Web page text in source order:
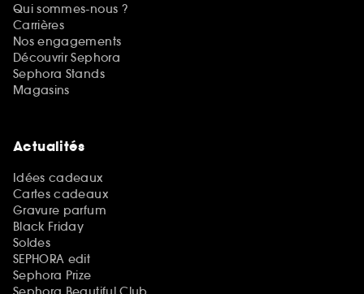
Qui sommes-nous ?
Carrières
Nos engagements
Découvrir Sephora
Sephora Stands
Magasins
Actualités
Idées cadeaux
Cartes cadeaux
Gravure parfum
Black Friday
Soldes
SEPHORA edit
Sephora Prize